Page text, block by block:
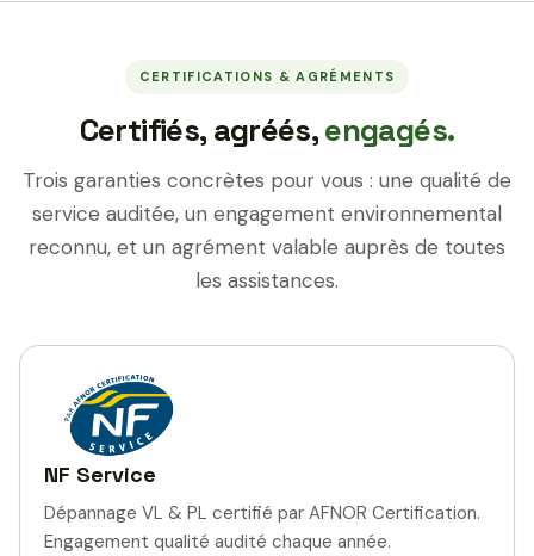
CERTIFICATIONS & AGRÉMENTS
Certifiés, agréés,engagés.
Trois garanties concrètes pour vous : une qualité de
service auditée, un engagement environnemental
reconnu, et un agrément valable auprès de toutes
les assistances.
NF Service
Dépannage VL & PL certifié par AFNOR Certification.
Engagement qualité audité chaque année.